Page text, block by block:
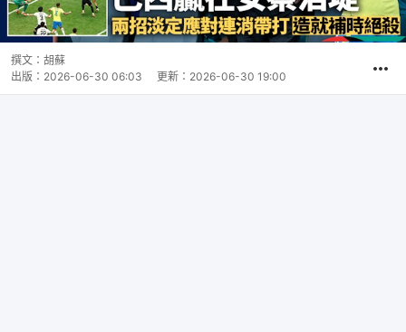
撰文： 胡蘇
出版： 2026-06-30 06:03 更新： 2026-06-30 19:00